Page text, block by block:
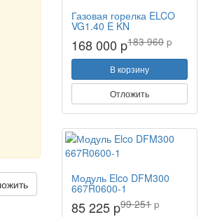
Газовая горелка ELCO
VG1.40 E KN
168 000 p183 960 p
В корзину
Отложить
Модуль Elco DFM300
667R0600-1
85 225 p99 251 p